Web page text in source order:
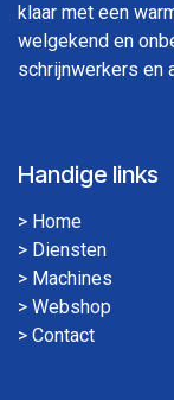
klaar met een
welgekend en
schrijnwerkers en
Handige links
> Home
> Diensten
> Machines
> Webshop
> Contact